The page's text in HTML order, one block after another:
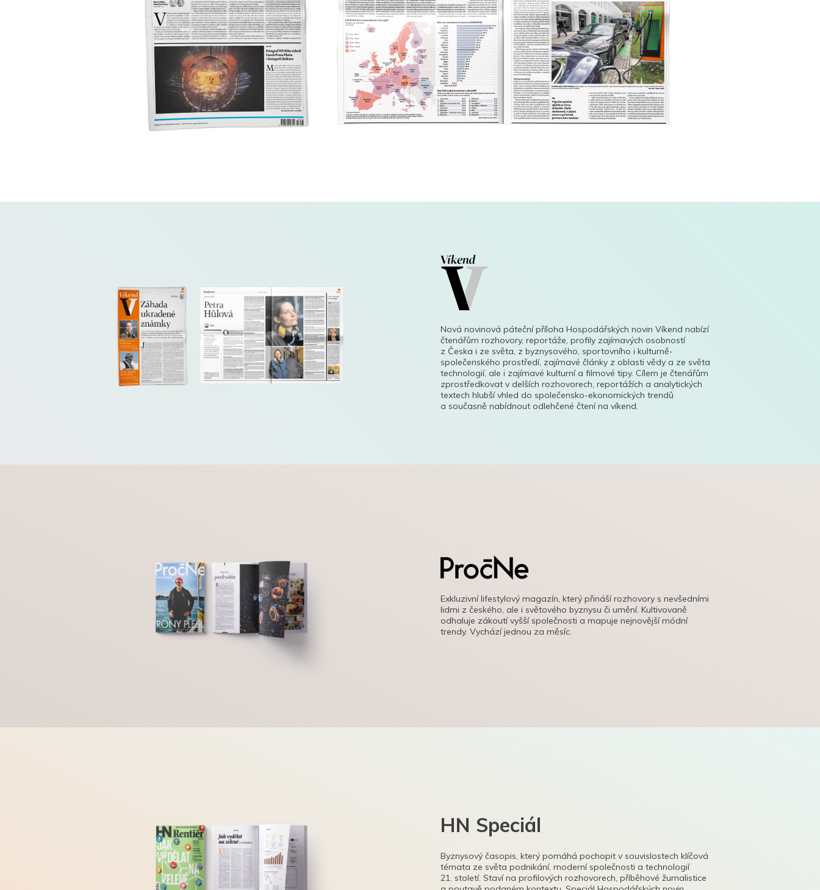
Nová novinová páteční příloha Hospodářských novin Víkend nabízí
čtenářům rozhovory, reportáže, profily zajímavých osobností
z Česka i ze světa, z byznysového, sportovního i kulturně-
společenského prostředí, zajímavé články z oblasti vědy a ze světa
technologií, ale i zajímavé kulturní a filmové tipy. Cílem je čtenářům
zprostředkovat v delších rozhovorech, reportážích a analytických
textech hlubší vhled do společensko-ekonomických trendů
a současně nabídnout odlehčené čtení na víkend.
Exkluzivní lifestylový magazín, který přináší rozhovory s nevšedními
lidmi z českého, ale i světového byznysu či umění. Kultivovaně
odhaluje zákoutí vyšší společnosti a mapuje nejnovější módní
trendy. Vychází jednou za měsíc.
HN Speciál
Byznysový časopis, který pomáhá pochopit v souvislostech klíčová
témata ze světa podnikání, moderní společnosti a technologií
21. století. Staví na profilových rozhovorech, příběhové žurnalistice